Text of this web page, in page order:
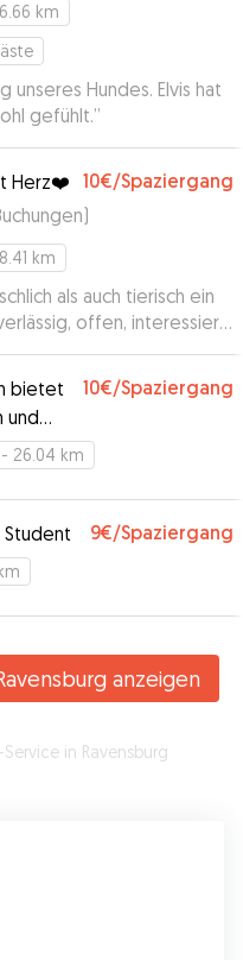
km
unseres Hundes. Elvis hat
gefühlt.”
Herz❤️ 10€/Spaziergang
)
km
als auch tierisch ein
offen, interessiert,
Angenehme
gut ankommt :) Unser
Heimweh nach ihr
Freude an der Mensch-
macht gerne auch lange
dass unser Hund in
Ganz grosses
bietet
und
10€/Spaziergang
- 26.04 km
Student 9€/Spaziergang
anzeigen
Service in Ravensburg